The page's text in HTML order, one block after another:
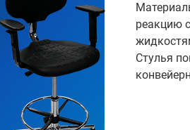
реакцию
Стулья